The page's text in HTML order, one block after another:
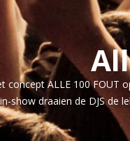
concept ALLE 100 FOUT
in-show draaien de DJS